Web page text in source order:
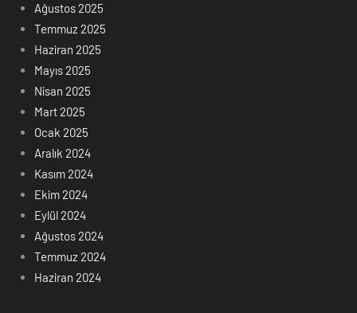
Ağustos 2025
Temmuz 2025
Haziran 2025
Mayıs 2025
Nisan 2025
Mart 2025
Ocak 2025
Aralık 2024
Kasım 2024
Ekim 2024
Eylül 2024
Ağustos 2024
Temmuz 2024
Haziran 2024